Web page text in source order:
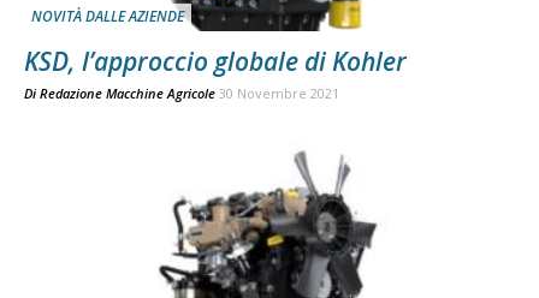
NOVITÀ DALLE AZIENDE
KSD, l’approccio globale di Kohler
Di Redazione Macchine Agricole 30 Novembre 2021